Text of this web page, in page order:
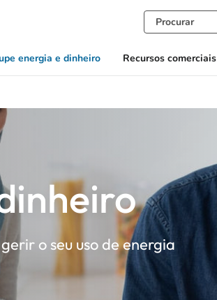
energia e dinheiro Recursos comerciais
o seu uso de energia